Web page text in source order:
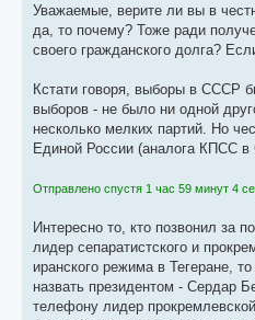
Уважаемые, верите ли вы в
да, то почему? Тоже ради
своего гражданского долга?
Кстати говоря, выборы в СССР
выборов - не было ни одной
несколько мелких партий. Но
Единой России (аналога КПСС
Отправлено спустя 1 час 59 минут 4
Интересно то, кто позвонил за
лидер сепаратистского и
иранского режима в Тегеране,
назвать президентом - Сердар
телефону лидер